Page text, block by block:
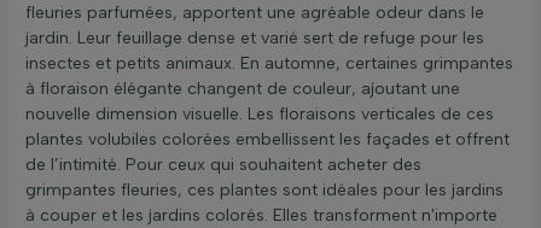
fleuries parfumées, apportent une agréable odeur dans le
jardin. Leur feuillage dense et varié sert de refuge pour les
insectes et petits animaux. En automne, certaines grimpantes
à floraison élégante changent de couleur, ajoutant une
nouvelle dimension visuelle. Les floraisons verticales de ces
plantes volubiles colorées embellissent les façades et offrent
de l’intimité. Pour ceux qui souhaitent acheter des
grimpantes fleuries, ces plantes sont idéales pour les jardins
à couper et les jardins colorés. Elles transforment n'importe